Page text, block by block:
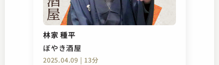
林家 種平
ぼやき酒屋
2025.04.09 | 13分